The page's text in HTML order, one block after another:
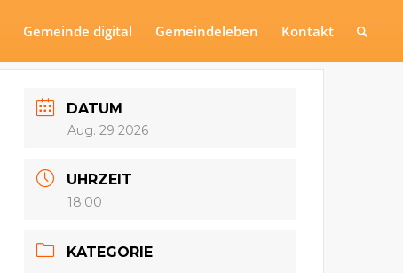
Gemeinde digital Gemeindeleben Kontakt
DATUM
Aug. 29 2026
UHRZEIT
18:00
KATEGORIE